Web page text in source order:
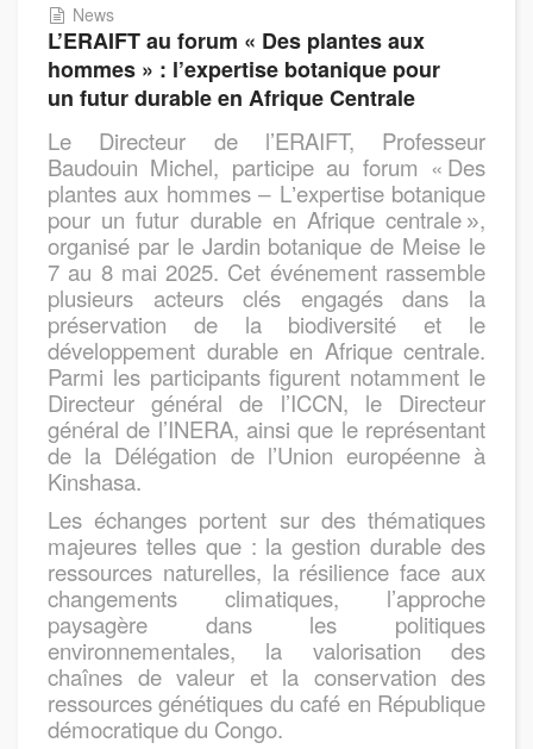
News
L’ERAIFT au forum « Des plantes aux
hommes » : l’expertise botanique pour
un futur durable en Afrique Centrale
Le Directeur de l’ERAIFT, Professeur
Baudouin Michel, participe au forum « Des
plantes aux hommes– L’expertise botanique
pour un futur durable en Afrique centrale »,
organisé par le Jardin botanique de Meise le
7 au 8 mai 2025. Cet événement rassemble
plusieurs acteurs clés engagés dans la
préservation de la biodiversité et le
développement durable en Afrique centrale.
Parmi les participants figurent notamment le
Directeur général de l’ICCN, le Directeur
général de l’INERA, ainsi que le représentant
de la Délégation de l’Union européenne à
Kinshasa.
Les échanges portent sur des thématiques
majeures telles que : la gestion durable des
ressources naturelles, la résilience face aux
changements climatiques, l’approche
paysagère dans les politiques
environnementales, la valorisation des
chaînes de valeur et la conservation des
ressources génétiques du café en République
démocratique du Congo.